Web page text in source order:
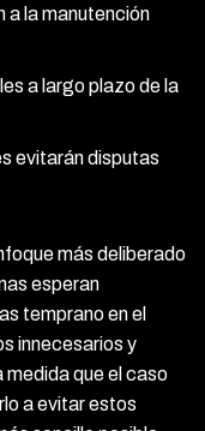
a la manutención
a largo plazo de la
evitarán disputas
más deliberado
esperan
temprano en el
innecesarios y
medida que el caso
a evitar estos